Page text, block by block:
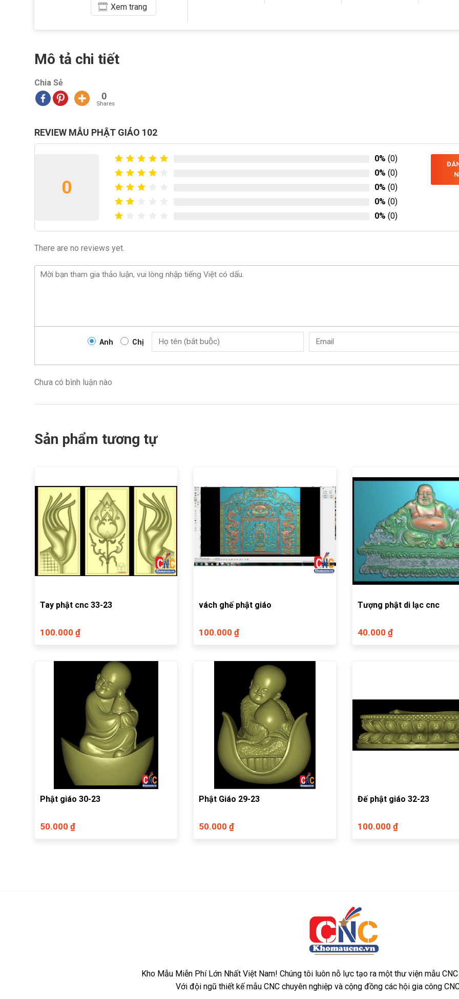
Xem trang
Mô tả chi tiết
Chia Sẻ
0
Shares
REVIEW MẪU PHẬT GIÁO 102
0
0% (0)
0% (0)
0% (0)
0% (0)
0% (0)
There are no reviews yet.
Anh Chị
Chưa có bình luận nào
Sản phẩm tương tự
Tay phật cnc 33-23
100.000 ₫
vách ghế phật giáo
100.000 ₫
Tượng phật di lạc cnc
40.000 ₫
Phật giáo 30-23
50.000 ₫
Phật Giáo 29-23
50.000 ₫
Đế phật giáo 32-23
100.000 ₫
Kho Mẫu Miễn Phí Lớn Nhất Việt Nam! Chúng tôi luôn nỗ lực tạo ra một thư viện mẫu
Với đội ngũ thiết kế mẫu CNC chuyên nghiệp và cộng đồng các hội gia công